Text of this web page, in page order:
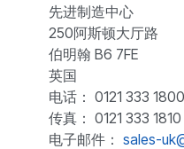
先进制造中心
250阿斯顿大厅路
伯明翰 B6 7FE
英国
电话： 0121 333 1800
传真： 0121 333 1810
电子邮件： sales-